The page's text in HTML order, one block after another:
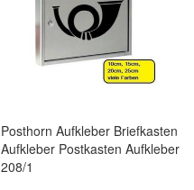
Posthorn Aufkleber Briefkasten
Aufkleber Postkasten Aufkleber
208/1